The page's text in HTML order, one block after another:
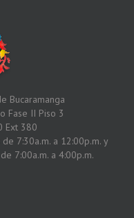
Bucaramanga
Fase II Piso 3
Ext 380
7:30a.m. a 12:00p.m. y
7:00a.m. a 4:00p.m.